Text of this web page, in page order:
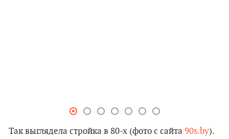
Так выглядела стройка в 80-х (фото с сайта 90s.by).